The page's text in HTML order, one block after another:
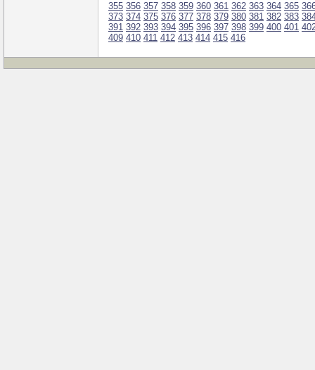
355 356 357 358 359 360 361 362 363 364 365
373 374 375 376 377 378 379 380 381 382 383
391 392 393 394 395 396 397 398 399 400 401
409 410 411 412 413 414 415 416